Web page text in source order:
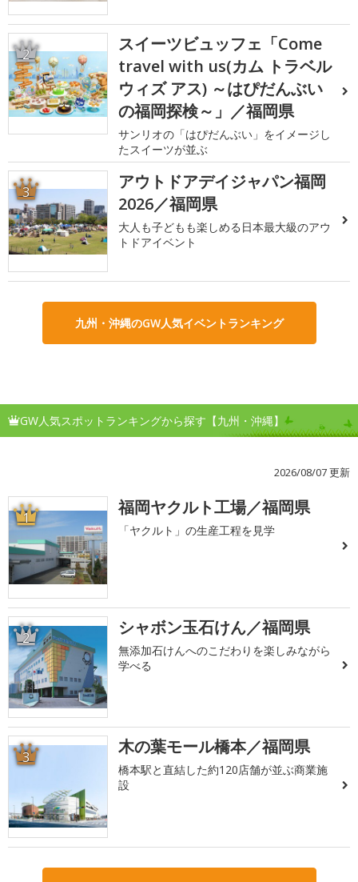
2
スイーツビュッフェ「Come
travel with us(カム トラベル
ウィズ アス) ～はぴだんぶい
の福岡探検～」／福岡県
サンリオの「はぴだんぶい」をイメージし
たスイーツが並ぶ
3
アウトドアデイジャパン福岡
2026／福岡県
大人も子どもも楽しめる日本最大級のアウ
トドアイベント
九州・沖縄のGW人気イベントランキング
GW人気スポットランキングから探す【九州・沖縄】
2026/08/07 更新
1 福岡ヤクルト工場／福岡県
「ヤクルト」の生産工程を見学
2 シャボン玉石けん／福岡県
無添加石けんへのこだわりを楽しみながら
学べる
3 木の葉モール橋本／福岡県
橋本駅と直結した約120店舗が並ぶ商業施
設